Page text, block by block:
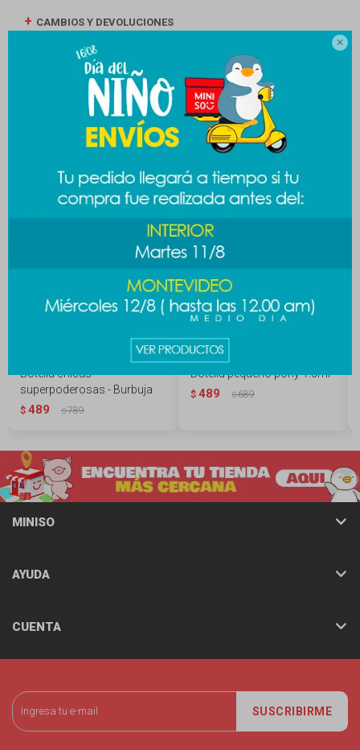

CAMBIOS Y DEVOLUCIONES
MEDIOS DE PAGO
Productos que te pueden interesar
Botella chicas
superpoderosas - Burbuja
$ 489 $789
Botella pequeño pony 1.3ml
$ 489 $689
SUSCRIBIRME
MINISO
AYUDA
CUENTA